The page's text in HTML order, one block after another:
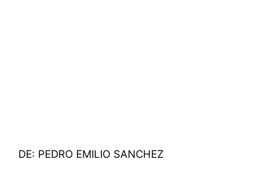
DE: PEDRO EMILIO SANCHEZ